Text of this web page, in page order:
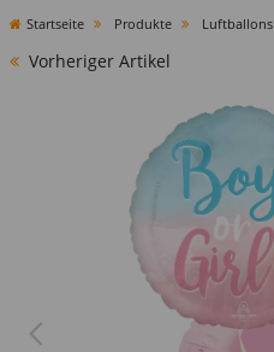
Startseite Produkte Luftballons
Vorheriger Artikel